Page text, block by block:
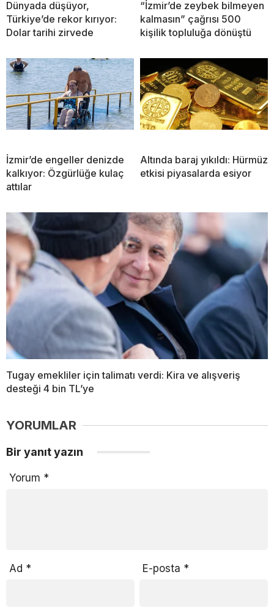
Dünyada düşüyor,
Türkiye’de rekor kırıyor:
Dolar tarihi zirvede
“İzmir’de zeybek bilmeyen
kalmasın” çağrısı 500
kişilik topluluğa dönüştü
İzmir’de engeller denizde
kalkıyor: Özgürlüğe kulaç
attılar
Altında baraj yıkıldı: Hürmüz
etkisi piyasalarda esiyor
Tugay emekliler için talimatı verdi: Kira ve alışveriş
desteği 4 bin TL’ye
YORUMLAR
Bir yanıt yazın
Yorum *
Ad * E-posta *